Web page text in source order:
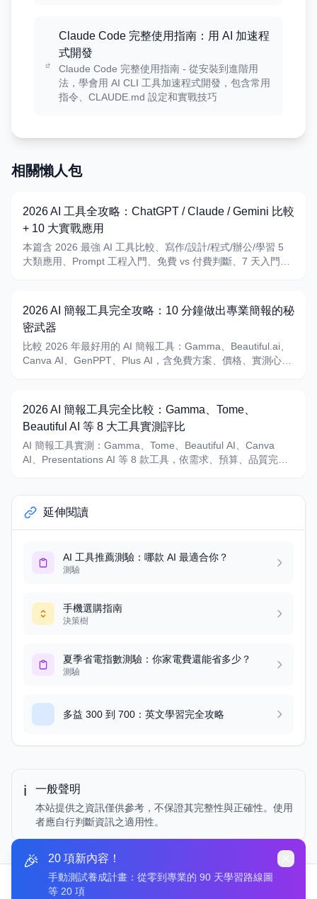
Claude Code 完整使用指南：用 AI 加速程
式開發
Claude Code 完整使用指南 - 從安裝到進階用
法，學會用 AI CLI 工具加速程式開發，包含常用
指令、CLAUDE.md 設定和實戰技巧
相關懶人包
2026 AI 工具全攻略：ChatGPT / Claude / Gemini 比較
+ 10 大實戰應用
本篇含 2026 最強 AI 工具比較、寫作/設計/程式/辦公/學習 5
大類應用、Prompt 工程入門、免費 vs 付費判斷、7 天入門計
2026 AI 簡報工具完全攻略：10 分鐘做出專業簡報的秘
密武器
比較 2026 年最好用的 AI 簡報工具：Gamma、Beautiful.ai、
Canva AI、GenPPT、Plus AI，含免費方案、價格、實測心得
2026 AI 簡報工具完全比較：Gamma、Tome、
Beautiful AI 等 8 大工具實測評比
AI 簡報工具實測：Gamma、Tome、Beautiful AI、Canva
AI、Presentations AI 等 8 款工具，依需求、預算、品質完整
延伸閱讀
AI 工具推薦測驗：哪款 AI 最適合你？
測驗
手機選購指南
決策樹
夏季省電指數測驗：你家電費還能省多少？
測驗
多益 300 到 700：英文學習完全攻略
ℹ️ 一般聲明
本站提供之資訊僅供參考，不保證其完整性與正確性。使用
者應自行判斷資訊之適用性。
🎉 20 項新內容！
手動測試養成計畫：從零到專業的 90 天學習路線圖
等 20 項